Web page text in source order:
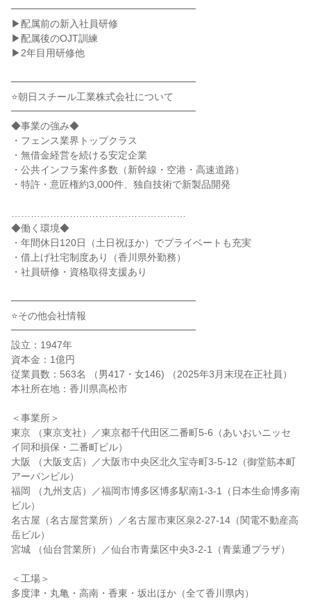
━━━━━━━━━━━━━━━━━━━
▶配属前の新入社員研修
▶配属後のOJT訓練
▶2年目用研修他
━━━━━━━━━━━━━━━━━━━
⭐朝日スチール工業株式会社について
━━━━━━━━━━━━━━━━━━━
◆事業の強み◆
・フェンス業界トップクラス
・無借金経営を続ける安定企業
・公共インフラ案件多数（新幹線・空港・高速道路）
・特許・意匠権約3,000件、独自技術で新製品開発
◆働く環境◆
・年間休日120日（土日祝ほか）でプライベートも充実
・借上げ社宅制度あり（香川県外勤務）
・社員研修・資格取得支援あり
━━━━━━━━━━━━━━━━━━━
⭐その他会社情報
━━━━━━━━━━━━━━━━━━━
設立：1947年
資本金：1億円
従業員数：563名 （男417・女146) （2025年3月末現在正社員）
本社所在地：香川県高松市
＜事業所＞
東京 （東京支社）／東京都千代田区二番町5-6（あいおいニッセ
イ同和損保・二番町ビル）
大阪 （大阪支店）／大阪市中央区北久宝寺町3-5-12（御堂筋本町
アーバンビル）
福岡 （九州支店）／福岡市博多区博多駅南1-3-1（日本生命博多南
ビル）
名古屋（名古屋営業所）／名古屋市東区泉2-27-14（関電不動産高
岳ビル）
宮城 （仙台営業所）／仙台市青葉区中央3-2-1（青葉通プラザ）
＜工場＞
多度津・丸亀・高南・香東・坂出ほか（全て香川県内）